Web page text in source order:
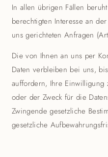
In allen übrigen Fällen
berechtigten Interesse an
uns gerichteten Anfragen
Die von Ihnen an uns per
Daten verbleiben bei uns,
auffordern, Ihre
oder der Zweck für die
Zwingende gesetzliche
gesetzliche